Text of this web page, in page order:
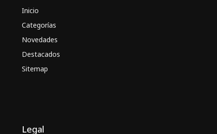
Inicio
Categorías
Novedades
Destacados
Sitemap
Legal